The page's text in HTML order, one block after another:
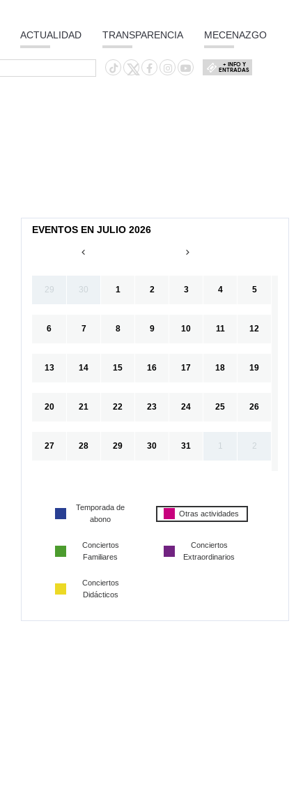
ACTUALIDAD TRANSPARENCIA MECENAZGO
+ INFO Y
ENTRADAS
EVENTOS EN JULIO 2026
29 30 1 2 3 4 5
6 7 8 9 10 11 12
13 14 15 16 17 18 19
20 21 22 23 24 25 26
27 28 29 30 31 1 2
Temporada de
abono
Otras actividades
Conciertos
Familiares
Conciertos
Extraordinarios
Conciertos
Didácticos